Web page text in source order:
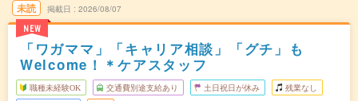
未読
NEW
掲載日 2026/08/07
「ワガママ」「キャリア相談」「グチ」も
Welcome！＊ケアスタッフ
職種未経験OK 交通費別途支給あり 土日祝日が休み 残業なし